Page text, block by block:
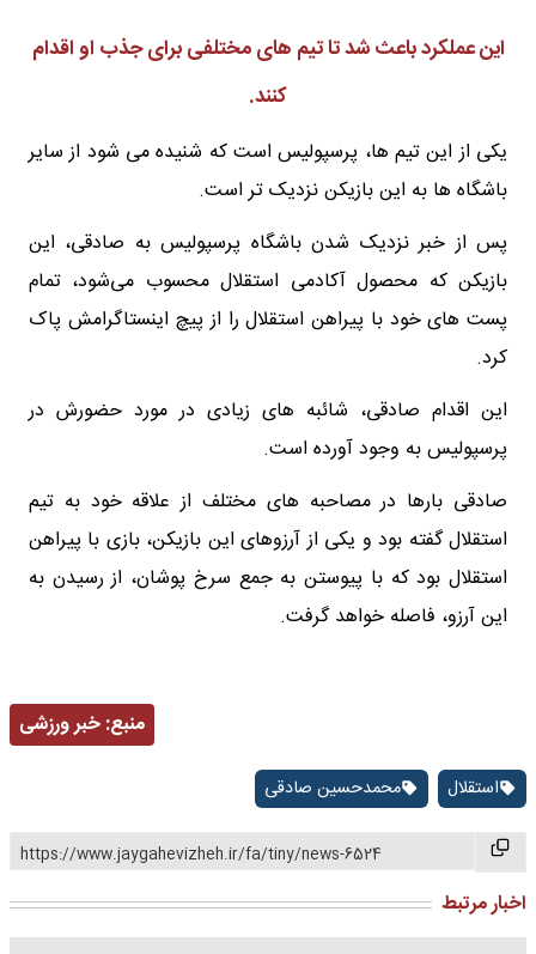
این عملکرد باعث شد تا تیم های مختلفی برای جذب او اقدام
کنند.
یکی از این تیم ها، پرسپولیس است که شنیده می شود از سایر
باشگاه ها به این بازیکن نزدیک تر است.
پس از خبر نزدیک شدن باشگاه پرسپولیس به صادقی، این
بازیکن که محصول آکادمی استقلال محسوب می‌شود، تمام
پست های خود با پیراهن استقلال را از پیچ اینستاگرامش پاک
کرد.
این اقدام صادقی، شائبه های زیادی در مورد حضورش در
پرسپولیس به وجود آورده است.
صادقی بارها در مصاحبه های مختلف از علاقه خود به تیم
استقلال گفته بود و یکی از آرزوهای این بازیکن، بازی با پیراهن
استقلال بود که با پیوستن به جمع سرخ پوشان، از رسیدن به
این آرزو، فاصله خواهد گرفت.
منبع:خبر ورزشی
استقلال محمدحسین صادقی
https://www.jaygahevizheh.ir/fa/tiny/news-6524
اخبار مرتبط